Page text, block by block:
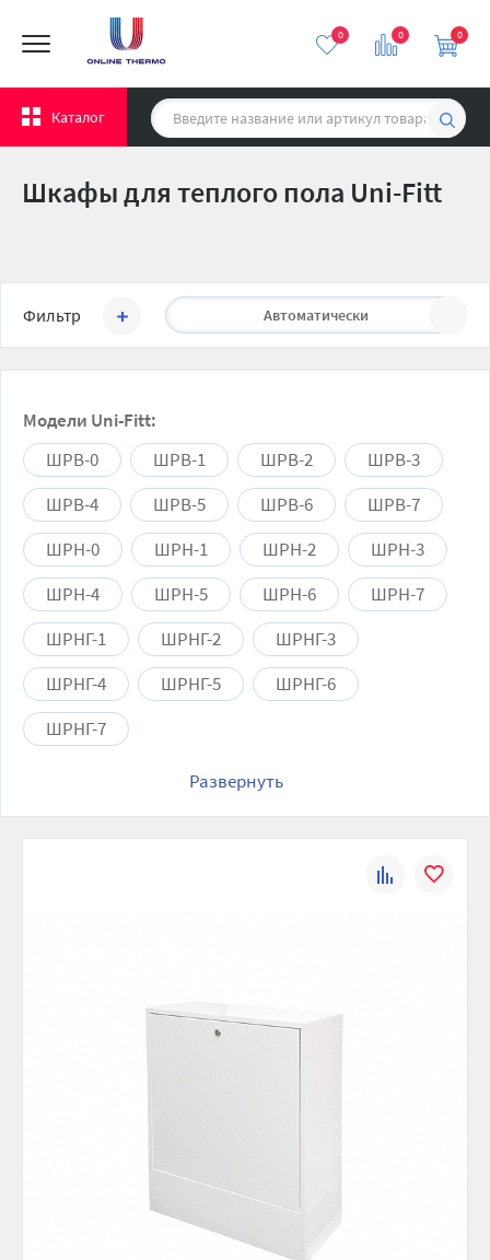
0 0
Каталог
0
Шкафы для теплого пола Uni-Fitt
Фильтр
Сортировать:
Автоматически
Модели Uni-Fitt:
ШРВ-0
ШРВ-1 ШРВ-2
ШРВ-3
ШРВ-4
ШРВ-5 ШРВ-6
ШРВ-7
ШРН-0
ШРН-1 ШРН-2
ШРН-3
ШРН-4
ШРН-5 ШРН-6
ШРН-7
ШРНГ-1
ШРНГ-2
ШРНГ-3
ШРНГ-4
ШРНГ-5
ШРНГ-6
ШРНГ-7
Развернуть